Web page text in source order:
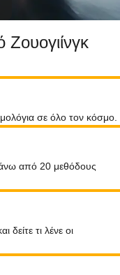
σε όλο τον κόσμο.
από 20 μεθόδους
δείτε τι λένε οι